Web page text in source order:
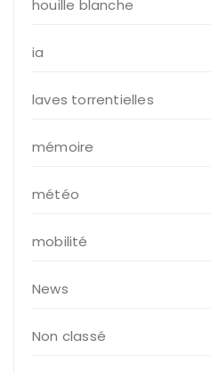
houille blanche
ia
laves torrentielles
mémoire
météo
mobilité
News
Non classé